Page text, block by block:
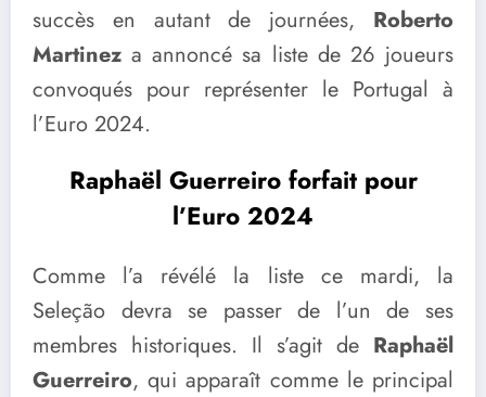
succès en autant de journées, Roberto
Martinez a annoncé sa liste de 26 joueurs
convoqués pour représenter le Portugal à
l’Euro 2024.
Raphaël Guerreiro forfait pour
l’Euro 2024
Comme l’a révélé la liste ce mardi, la
Seleção devra se passer de l’un de ses
membres historiques. Il s’agit de Raphaël
Guerreiro, qui apparaît comme le principal